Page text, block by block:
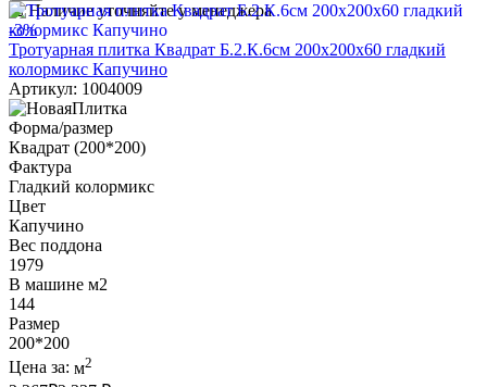
Наличие уточняйте у менеджера
-3%
Тротуарная плитка Квадрат Б.2.К.6см 200х200х60 гладкий
колормикс Капучино
Артикул: 1004009
Форма/размер
Квадрат (200*200)
Фактура
Гладкий колормикс
Цвет
Капучино
Вес поддона
1979
В машине м2
144
Размер
200*200
Цена за: м2